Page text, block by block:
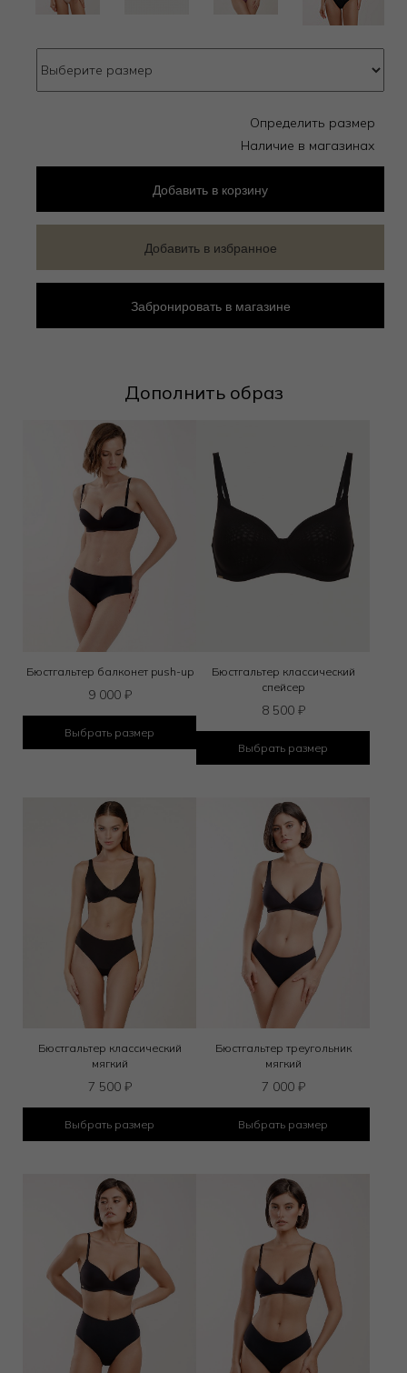
Дополнить образ
Бюстгальтер балконет push-up
9 000 ₽
Выбрать размер
Бюстгальтер классический
спейсер
8 500 ₽
Выбрать размер
Бюстгальтер классический
мягкий
7 500 ₽
Выбрать размер
Бюстгальтер треугольник
мягкий
7 000 ₽
Выбрать размер
Определить размер
Наличие в магазинах
Добавить в корзину
Добавить в избранное
Забронировать в магазине